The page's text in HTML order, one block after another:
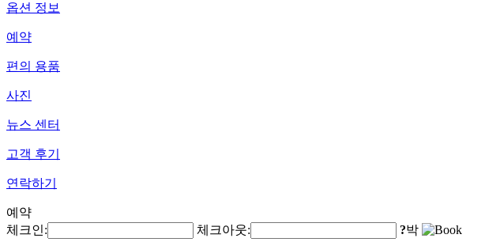
옵션 정보
예약
편의 용품
사진
뉴스 센터
고객 후기
연락하기
예약
체크인:
체크아웃: ?박